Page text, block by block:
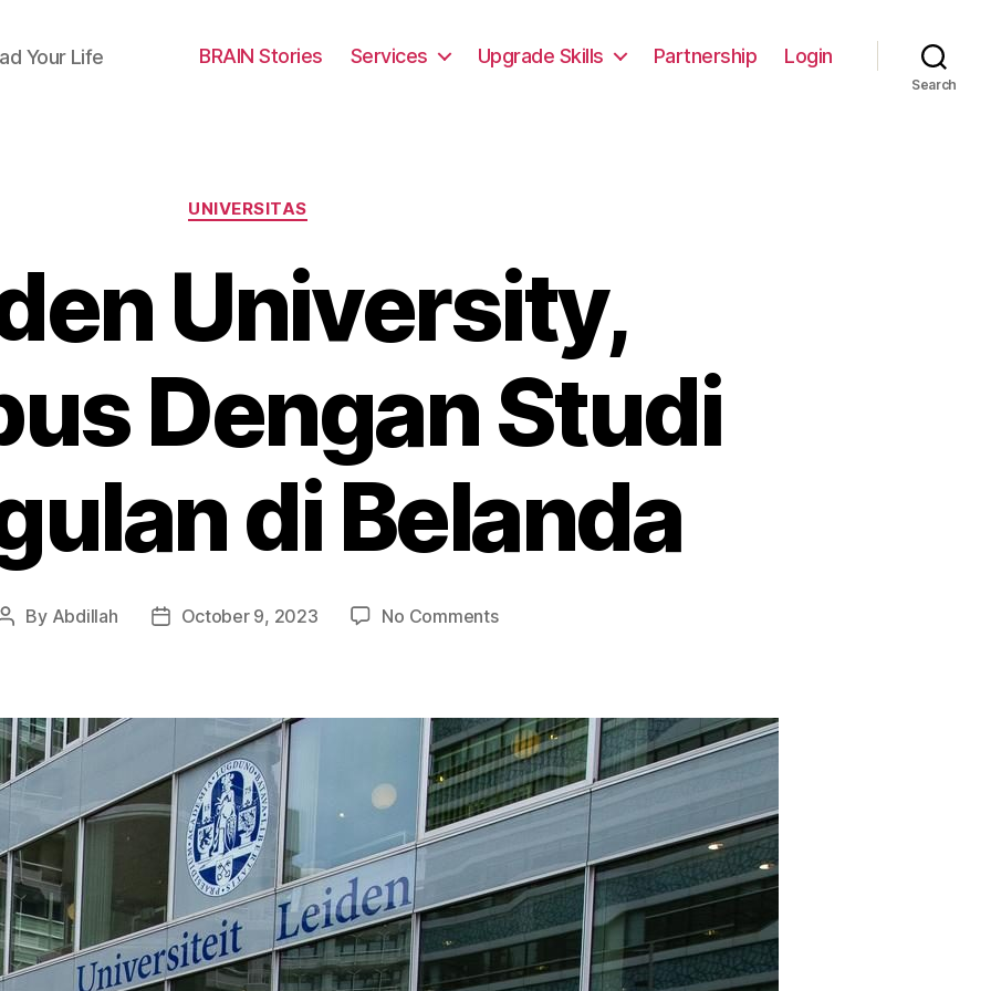
Your Life BRAIN Stories Services Upgrade Skills Partnership Login
Search
Categories
UNIVERSITAS
University,
Dengan Studi
di Belanda
Post
By Abdillah
PostOctober 9, 2023 No Commentson
Dengan
Studi
Unggulan
di
Belanda